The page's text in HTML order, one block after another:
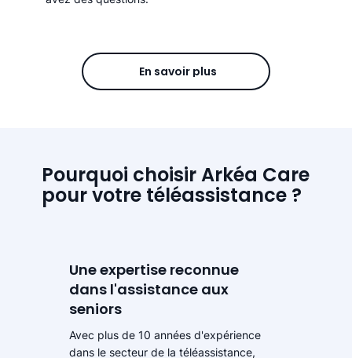
En savoir plus
Pourquoi choisir Arkéa Care
pour votre téléassistance ?
Une expertise reconnue
dans l'assistance aux
seniors
Avec plus de 10 années d'expérience
dans le secteur de la téléassistance,